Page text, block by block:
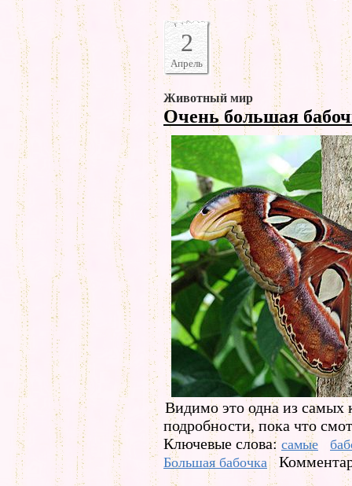
2
Апрель
Животный мир
Очень большая
Видимо это одна из самых
подробности, пока что
Ключевые слова: самые
Большая бабочка